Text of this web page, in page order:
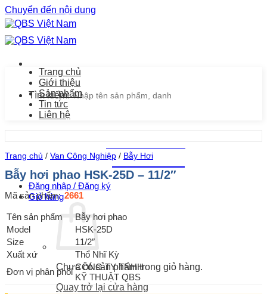
Chuyển đến nội dung
Tìm kiếm:
0939.487.487
Đăng nhập / Đăng ký
Giỏ hàng
Chưa có sản phẩm trong giỏ hàng.
Quay trở lại cửa hàng
Trang chủ
Giới thiệu
Sản phẩm
Tin tức
Liên hệ
Trang chủ / Van Công Nghiệp / Bẫy Hơi
Bẫy hơi phao HSK-25D – 11/2″
Mã sản phẩm: 2661
Tên sản phẩm
Bẫy hơi phao
Model
HSK-25D
Size
11/2″
Xuất xứ
Thổ Nhĩ Kỳ
Đơn vị phân phối CÔNG TY TNHH
KỸ THUẬT QBS